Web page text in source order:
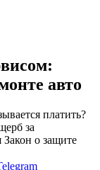
авто
платить?
за
Закон о защите